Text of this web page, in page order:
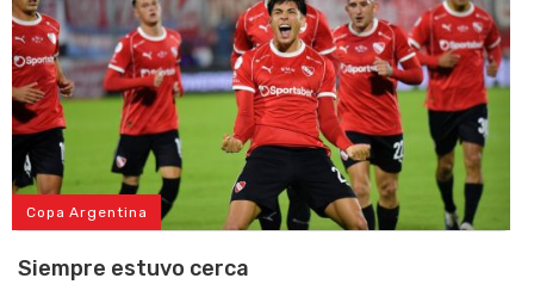
Copa Argentina
Siempre estuvo cerca